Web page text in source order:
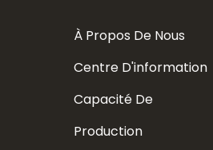
À Propos De Nous
Centre D'information
Capacité De
Production